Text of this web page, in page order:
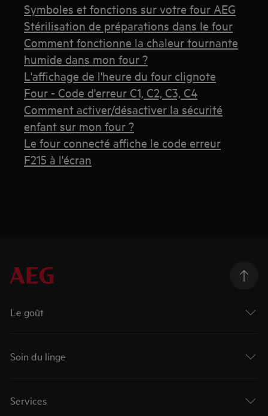
Symboles et fonctions sur votre four AEG
Stérilisation de préparations dans le four
Comment fonctionne la chaleur tournante
humide dans mon four ?
L'affichage de l'heure du four clignote
Four - Code d'erreur C1, C2, C3, C4
Comment activer/désactiver la sécurité
enfant sur mon four ?
Le four connecté affiche le code erreur
F215 à l'écran
Le goût
Soin du linge
Services